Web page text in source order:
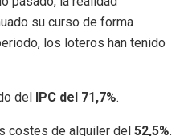
su curso de forma
los loteros han tenido
del IPC del 71,7%.
costes de alquiler del52,5%.